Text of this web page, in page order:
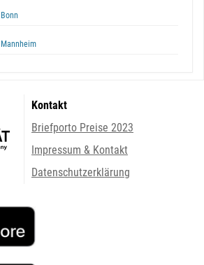
Bonn
Mannheim
Kontakt
Briefporto Preise 2023
Impressum & Kontakt
Datenschutzerklärung